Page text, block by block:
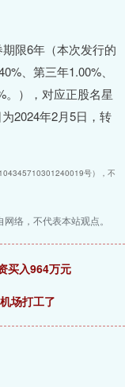
限6年（本次发行的
、第三年1.00%、
。），对应正股名星
2024年2月5日，转
号），不
络，不代表本站观点。
买入964万元
场打工了